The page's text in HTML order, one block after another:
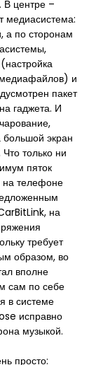
В центре –
медиасистема:
а по сторонам
и
пакет
гаджета. И
большой экран
только ни
пяток
на телефоне
на
требует
образом, во
вполне
сам по себе
в системе
исправно
музыкой.
просто: